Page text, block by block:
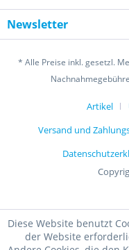
Newsletter
* Alle Preise inkl. gesetzl.
Artikel
Versand und
Diese Website benutzt
der Website